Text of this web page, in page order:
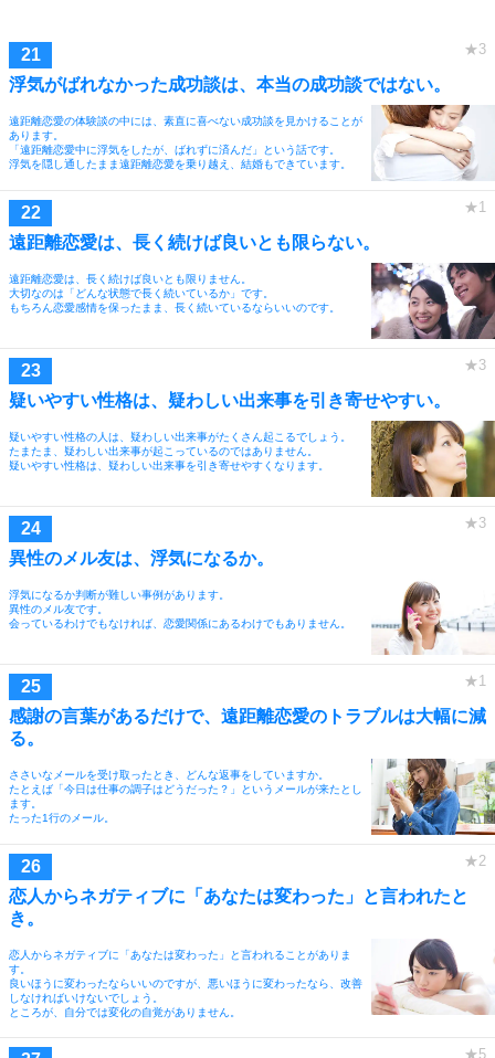
浮気がばれなかった成功談は、本当の成功談ではない。
遠距離恋愛の体験談の中には、素直に喜べない成功談を見かけることが
あります。
「遠距離恋愛中に浮気をしたが、ばれずに済んだ」という話です。
浮気を隠し通したまま遠距離恋愛を乗り越え、結婚もできています。
遠距離恋愛は、長く続けば良いとも限らない。
遠距離恋愛は、長く続けば良いとも限りません。
大切なのは「どんな状態で長く続いているか」です。
もちろん恋愛感情を保ったまま、長く続いているならいいのです。
疑いやすい性格は、疑わしい出来事を引き寄せやすい。
疑いやすい性格の人は、疑わしい出来事がたくさん起こるでしょう。
たまたま、疑わしい出来事が起こっているのではありません。
疑いやすい性格は、疑わしい出来事を引き寄せやすくなります。
異性のメル友は、浮気になるか。
浮気になるか判断が難しい事例があります。
異性のメル友です。
会っているわけでもなければ、恋愛関係にあるわけでもありません。
感謝の言葉があるだけで、遠距離恋愛のトラブルは大幅に減
る。
ささいなメールを受け取ったとき、どんな返事をしていますか。
たとえば「今日は仕事の調子はどうだった？」というメールが来たとし
ます。
たった1行のメール。
恋人からネガティブに「あなたは変わった」と言われたと
き。
恋人からネガティブに「あなたは変わった」と言われることがありま
す。
良いほうに変わったならいいのですが、悪いほうに変わったなら、改善
しなければいけないでしょう。
ところが、自分では変化の自覚がありません。